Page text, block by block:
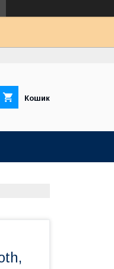
Кошик